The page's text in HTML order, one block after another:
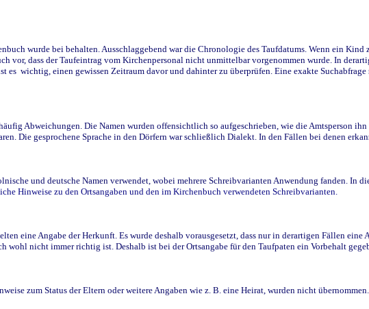
wurde bei behalten. Ausschlaggebend war die Chronologie des Taufdatums. Wenn ein
vor, dass der Taufeintrag vom Kirchenpersonal nicht unmittelbar vorgenommen wurde. In
es wichtig, einen gewissen Zeitraum davor und dahinter zu überprüfen. Eine exakte
Abweichungen. Die Namen wurden offensichtlich so aufgeschrieben, wie die Amtsperson
Die gesprochene Sprache in den Dörfern war schließlich Dialekt. In den Fällen bei denen
und deutsche Namen verwendet, wobei mehrere Schreibvarianten Anwendung fanden. In
Hinweise zu den Ortsangaben und den im Kirchenbuch verwendeten Schreibvarianten.
eine Angabe der Herkunft. Es wurde deshalb vorausgesetzt, dass nur in derartigen Fällen
wohl nicht immer richtig ist. Deshalb ist bei der Ortsangabe für den Taufpaten ein Vorbehalt
zum Status der Eltern oder weitere Angaben wie z. B. eine Heirat, wurden nicht übernommen.